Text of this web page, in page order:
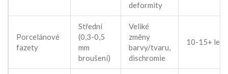
deformity
Porcelánové
fazety
Střední
(0,3-0,5
mm
broušení)
Veliké
změny
barvy/tvaru,
dischromie
10-15+ let